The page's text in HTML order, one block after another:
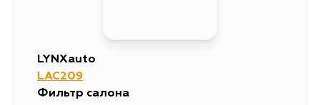
LYNXauto
LAC209
Фильтр салона